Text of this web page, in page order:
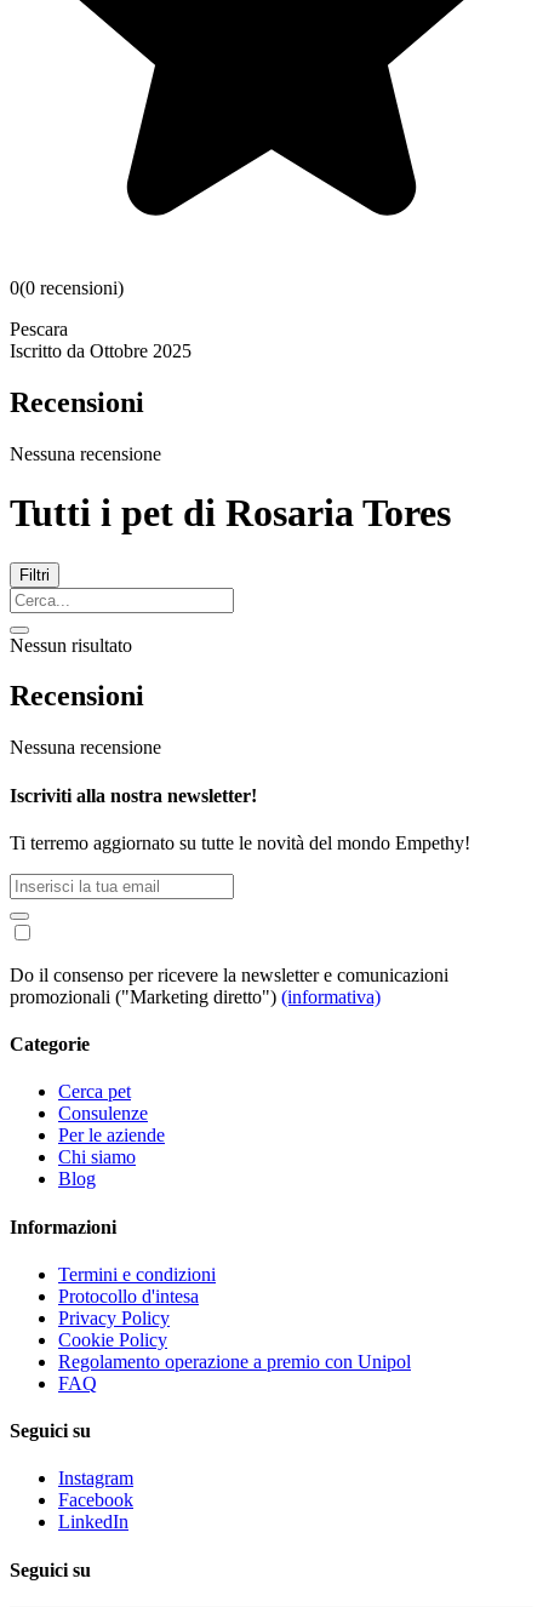
0(0 recensioni)
Pescara
Iscritto da Ottobre 2025
Recensioni
Nessuna recensione
Tutti i pet di Rosaria Tores
Filtri
Nessun risultato
Recensioni
Nessuna recensione
Iscriviti alla nostra newsletter!
Ti terremo aggiornato su tutte le novità del mondo Empethy!
Do il consenso per ricevere la newsletter e comunicazioni
promozionali ("Marketing diretto") (informativa)
Categorie
Cerca pet
Consulenze
Per le aziende
Chi siamo
Blog
Informazioni
Termini e condizioni
Protocollo d'intesa
Privacy Policy
Cookie Policy
Regolamento operazione a premio con Unipol
FAQ
Seguici su
Instagram
Facebook
LinkedIn
Seguici su